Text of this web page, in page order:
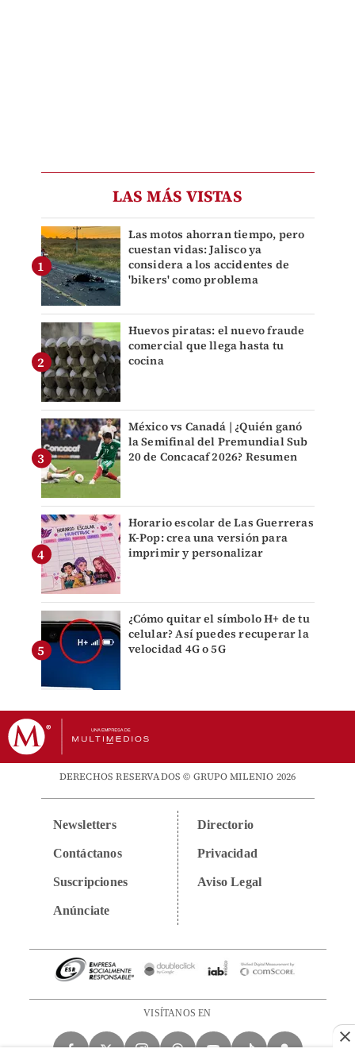
LAS MÁS VISTAS
Las motos ahorran tiempo, pero
cuestan vidas: Jalisco ya
considera a los accidentes de
'bikers' como problema
Huevos piratas: el nuevo fraude
comercial que llega hasta tu
cocina
México vs Canadá | ¿Quién ganó
la Semifinal del Premundial Sub
20 de Concacaf 2026? Resumen
Horario escolar de Las Guerreras
K-Pop: crea una versión para
imprimir y personalizar
¿Cómo quitar el símbolo H+ de tu
celular? Así puedes recuperar la
velocidad 4G o 5G
DERECHOS RESERVADOS © GRUPO MILENIO 2026
Newsletters
Contáctanos
Suscripciones
Anúnciate
Directorio
Privacidad
Aviso Legal
VISÍTANOS EN